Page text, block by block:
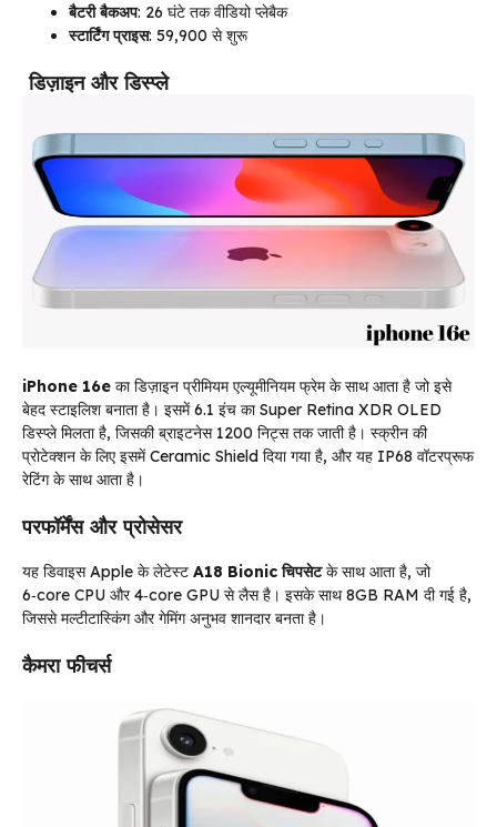
बैटरी बैकअप: 26 घंटे तक वीडियो प्लेबैक
स्टार्टिंग प्राइस: ₹59,900 से शुरू
डिज़ाइन और डिस्प्ले
iPhone 16e का डिज़ाइन प्रीमियम एल्यूमीनियम फ्रेम के साथ आता है जो इसे
बेहद स्टाइलिश बनाता है। इसमें 6.1 इंच का Super Retina XDR OLED
डिस्प्ले मिलता है, जिसकी ब्राइटनेस 1200 निट्स तक जाती है। स्क्रीन की
प्रोटेक्शन के लिए इसमें Ceramic Shield दिया गया है, और यह IP68 वॉटरप्रूफ
रेटिंग के साथ आता है।
परफॉर्मेंस और प्रोसेसर
यह डिवाइस Apple के लेटेस्ट A18 Bionic चिपसेटके साथ आता है, जो
6‑core CPU और 4‑core GPU से लैस है। इसके साथ 8GB RAM दी गई है,
जिससे मल्टीटास्किंग और गेमिंग अनुभव शानदार बनता है।
कैमरा फीचर्स